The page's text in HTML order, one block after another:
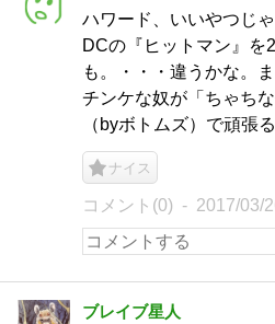
ハワード、いいやつじ
DCの『ヒットマン』を
も。・・・違うかな。
チンケな奴が「ちゃち
（byボトムズ）で頑張
ナイス
コメント(0) 2017/03/
ブレイブ星人